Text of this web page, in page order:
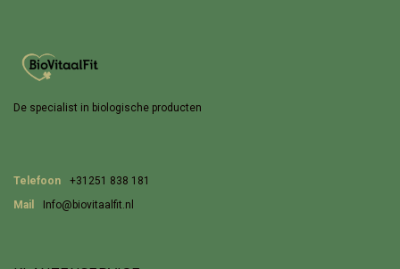
De specialist in biologische producten
Telefoon
+31251 838 181
Mail
Info@biovitaalfit.nl